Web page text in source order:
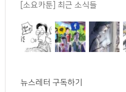
[소요카툰] 최근 소식들
뉴스레터 구독하기